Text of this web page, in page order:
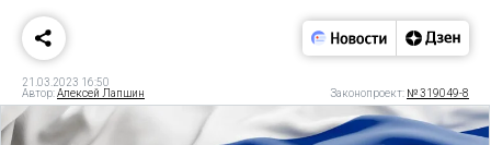
21.03.2023 16:50
Автор:Алексей Лапшин Законопроект: № 319049-8